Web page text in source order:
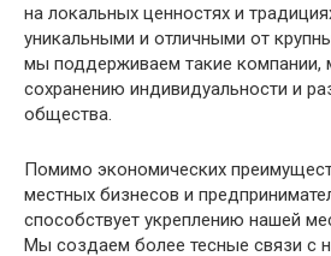
на локальных ценностях и
уникальными и отличными от
мы поддерживаем такие компании,
сохранению индивидуальности и
общества.
Помимо экономических
местных бизнесов и
способствует укреплению нашей
Мы создаем более тесные связи с